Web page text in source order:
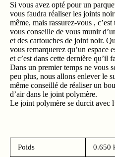
Si vous avez opté pour un
vous faudra réaliser les joints
même, mais rassurez-vous ,
vous conseille de vous munir
et des cartouches de joint noir.
vous remarquerez qu’un espace
et c’est dans cette dernière qu’il
Dans un premier temps ne vous
peu plus, nous allons enlever le
même conseillé de réaliser un
d’air dans le joint polymère.
Le joint polymère se durcit avec
Poids 0.650